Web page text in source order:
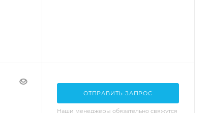
ОТПРАВИТЬ ЗАПРОС
Наши менеджеры обязательно свяжутся